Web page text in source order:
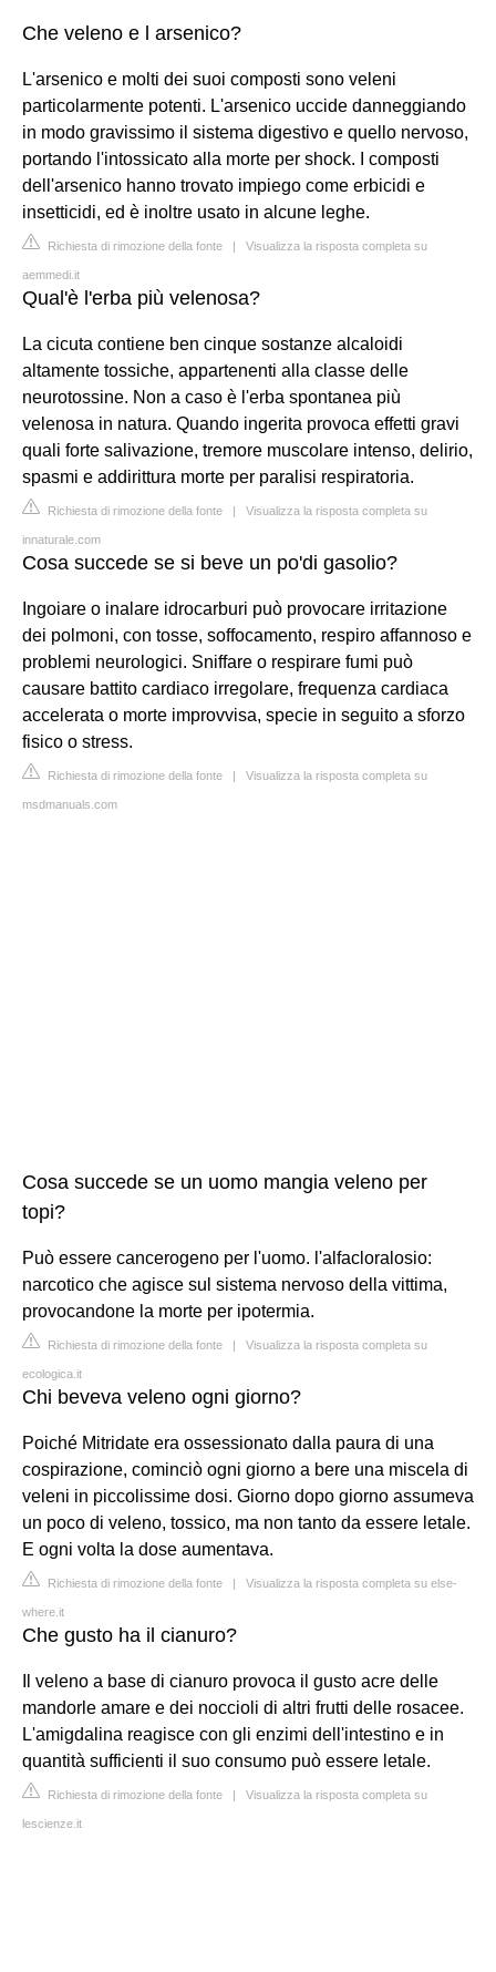
Che veleno e l arsenico?
L'arsenico e molti dei suoi composti sono veleni
particolarmente potenti. L'arsenico uccide danneggiando
in modo gravissimo il sistema digestivo e quello nervoso,
portando l'intossicato alla morte per shock. I composti
dell'arsenico hanno trovato impiego come erbicidi e
insetticidi, ed è inoltre usato in alcune leghe.
Richiesta di rimozione della fonte | Visualizza la risposta completa su
aemmedi.it
Qual'è l'erba più velenosa?
La cicuta contiene ben cinque sostanze alcaloidi
altamente tossiche, appartenenti alla classe delle
neurotossine. Non a caso è l'erba spontanea più
velenosa in natura. Quando ingerita provoca effetti gravi
quali forte salivazione, tremore muscolare intenso, delirio,
spasmi e addirittura morte per paralisi respiratoria.
Richiesta di rimozione della fonte | Visualizza la risposta completa su
innaturale.com
Cosa succede se si beve un po'di gasolio?
Ingoiare o inalare idrocarburi può provocare irritazione
dei polmoni, con tosse, soffocamento, respiro affannoso e
problemi neurologici. Sniffare o respirare fumi può
causare battito cardiaco irregolare, frequenza cardiaca
accelerata o morte improvvisa, specie in seguito a sforzo
fisico o stress.
Richiesta di rimozione della fonte | Visualizza la risposta completa su
msdmanuals.com
Cosa succede se un uomo mangia veleno per
topi?
Può essere cancerogeno per l'uomo. l'alfacloralosio:
narcotico che agisce sul sistema nervoso della vittima,
provocandone la morte per ipotermia.
Richiesta di rimozione della fonte | Visualizza la risposta completa su
ecologica.it
Chi beveva veleno ogni giorno?
Poiché Mitridate era ossessionato dalla paura di una
cospirazione, cominciò ogni giorno a bere una miscela di
veleni in piccolissime dosi. Giorno dopo giorno assumeva
un poco di veleno, tossico, ma non tanto da essere letale.
E ogni volta la dose aumentava.
Richiesta di rimozione della fonte | Visualizza la risposta completa su else-
where.it
Che gusto ha il cianuro?
Il veleno a base di cianuro provoca il gusto acre delle
mandorle amare e dei noccioli di altri frutti delle rosacee.
L'amigdalina reagisce con gli enzimi dell'intestino e in
quantità sufficienti il suo consumo può essere letale.
Richiesta di rimozione della fonte | Visualizza la risposta completa su
lescienze.it